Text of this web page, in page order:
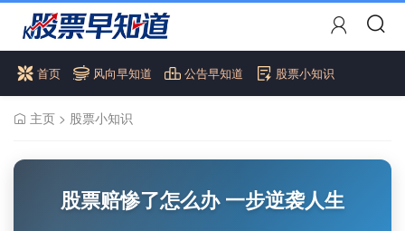
首页 风向早知道 公告早知道 股票小知识
主页 > 股票小知识
股票赔惨了怎么办 一步逆袭人生